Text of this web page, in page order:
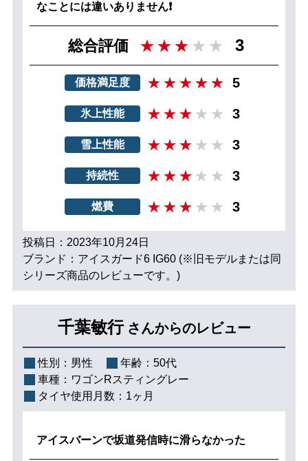
なことには違いありません❗
総合評価 3
価格満足度 5
氷上性能 3
雪上性能 3
持続性 3
燃費 3
投稿日：2023年10月24日
ブランド：アイスガード6 IG60 (※旧モデルまたは同
シリーズ商品のレビューです。)
千葉敏行 さんからのレビュー
性別： 男性 年齢： 50代
車種： ワゴンRスティングレー
タイヤ使用月数： 1ヶ月
アイスバーンで坂道発信時に滑らなかった